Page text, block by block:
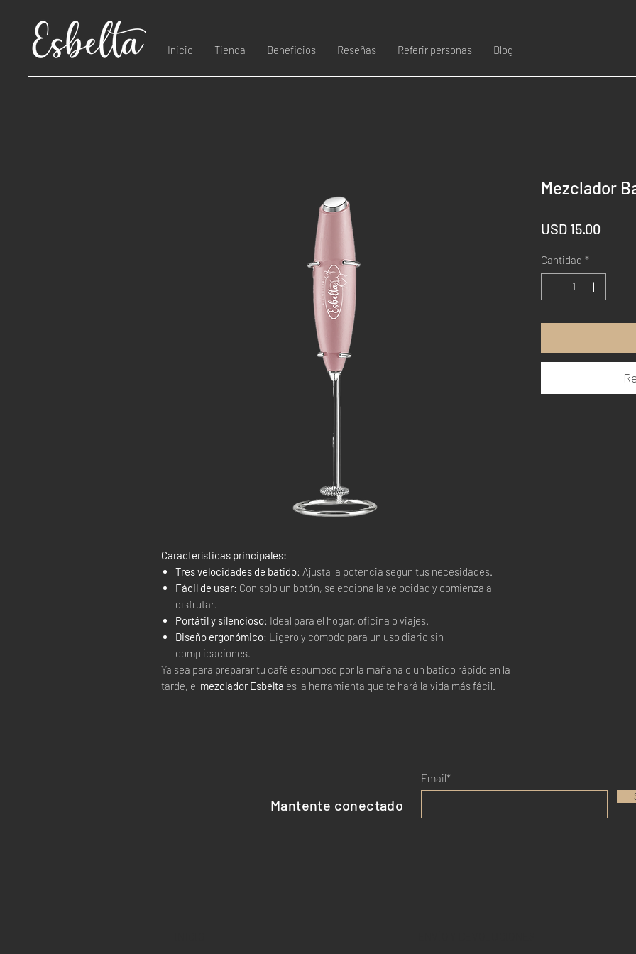
Inicio Tienda Beneficios Reseñas Referir personas Blog
Características principales:
Tres velocidades de batido: Ajusta la potencia según tus necesidades.
Fácil de usar: Con solo un botón, selecciona la velocidad y comienza a
disfrutar.
Portátil y silencioso: Ideal para el hogar, oficina o viajes.
Diseño ergonómico: Ligero y cómodo para un uso diario sin
complicaciones.
Ya sea para preparar tu café espumoso por la mañana o un batido rápido en la
tarde, el mezclador Esbelta es la herramienta que te hará la vida más fácil.
Mezclador
USD 15.00
Cantidad *
Mantente conectado
Email*